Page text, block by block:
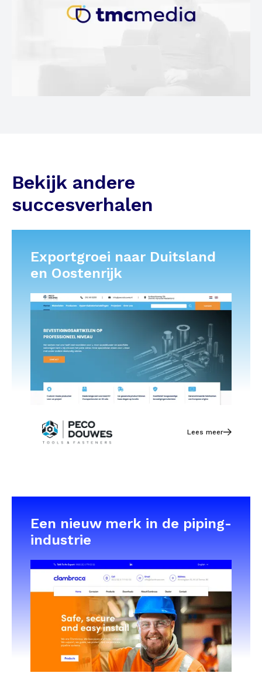
Bekijk andere
succesverhalen
Exportgroei naar Duitsland
en Oostenrijk
Lees meer
Een nieuw merk in de piping-
industrie